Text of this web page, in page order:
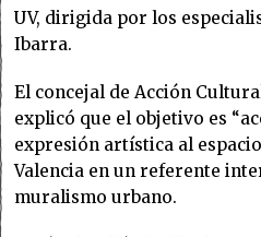
UV, dirigida por los
Ibarra.
El concejal de Acción
explicó que el objetivo es
expresión artística al
Valencia en un referente
muralismo urbano.